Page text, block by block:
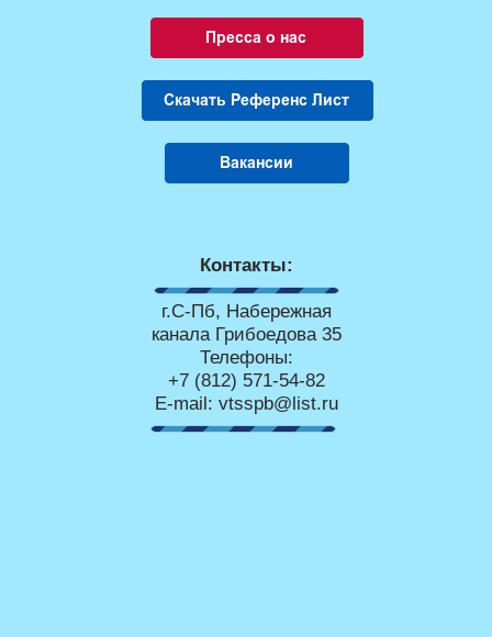
Контакты:
г.С-Пб, Набережная
канала Грибоедова 35
Телефоны:
+7 (812) 571-54-82
E-mail: vtsspb@list.ru